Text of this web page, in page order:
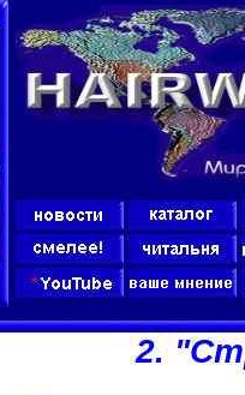
2.